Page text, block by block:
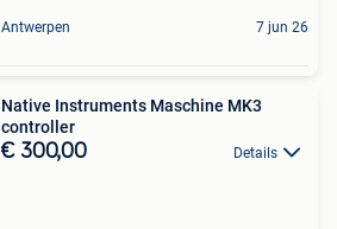
Antwerpen 7 jun 26
Native Instruments Maschine MK3
controller
€ 300,00 Details